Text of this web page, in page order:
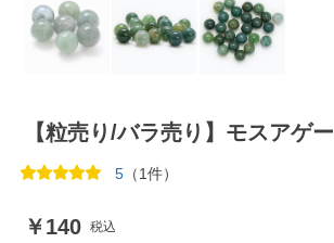
【粒売り/バラ売り】モスアゲ
5 （1件）
140 税込